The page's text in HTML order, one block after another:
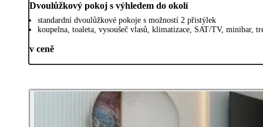
Dvoulůžkový pokoj s výhledem do okolí
standardní dvoulůžkové pokoje s možností 2 přistýlek
koupelna, toaleta, vysoušeč vlasů, klimatizace, SAT/TV, minibar,
v ceně